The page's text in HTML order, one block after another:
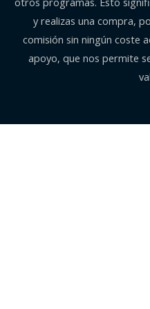
y realizas una compra,
comisión sin ningún coste
apoyo, que nos permite